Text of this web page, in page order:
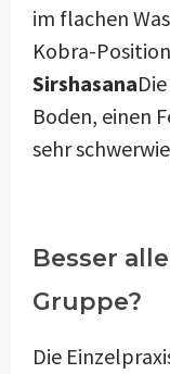
im flachen
Kobra-
Sirshasana
Boden, einen
sehr
Besser
Gruppe?
Die